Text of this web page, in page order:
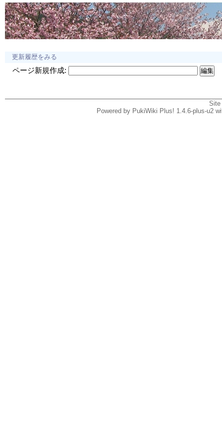
更新履歴をみる
ページ新規作成:
Powered by PukiWiki Plus! 1.4.6-plus-u2